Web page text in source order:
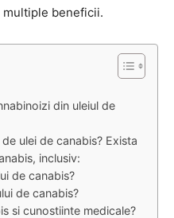
beneficii.
din uleiul de
ulei de canabis? Exista
inclusiv:
de canabis?
de canabis?
si cunostiinte medicale?